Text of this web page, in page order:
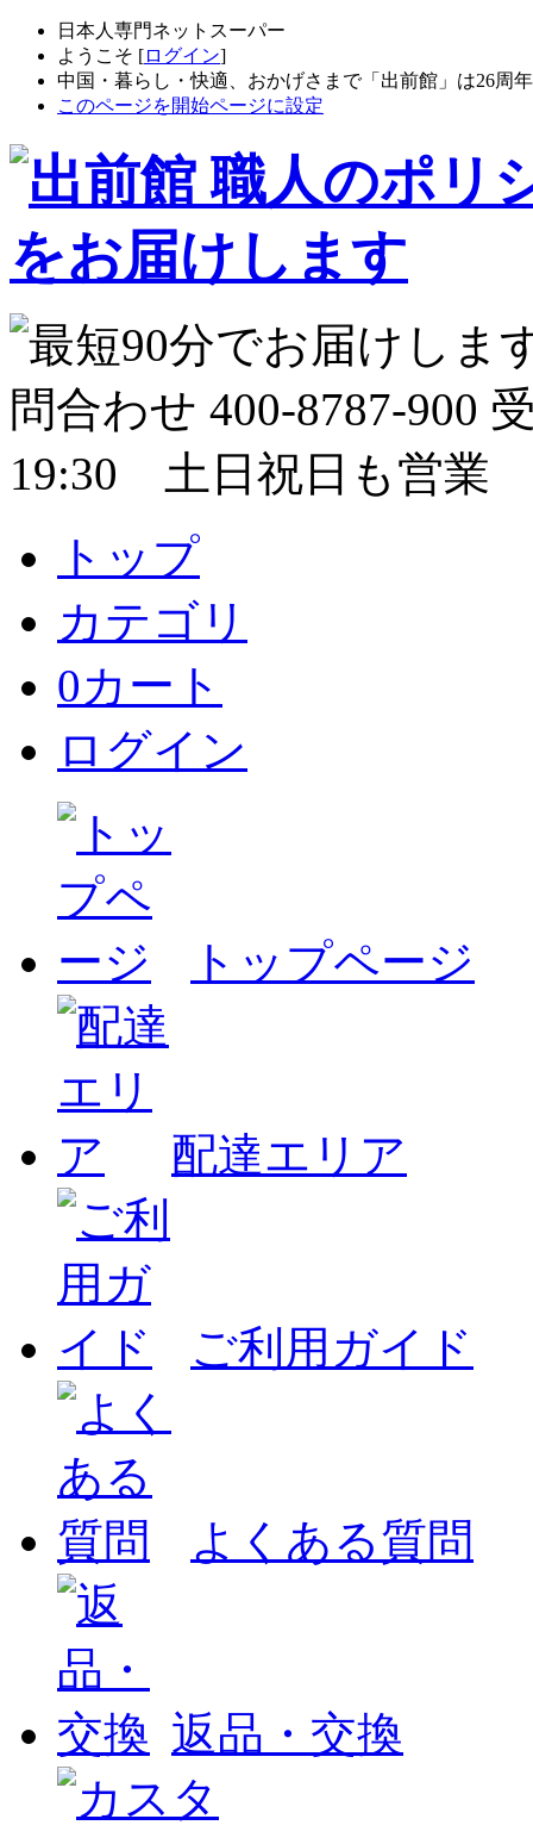
日本人専門ネットスーパー
ようこそ [ログイン]
中国・暮らし・快適、おかげさまで「出前館」は26周
このページを開始ページに設定
トップ
カテゴリ
0カート
ログイン
トップページ
配達エリア
ご利用ガイド
よくある質問
返品・交換